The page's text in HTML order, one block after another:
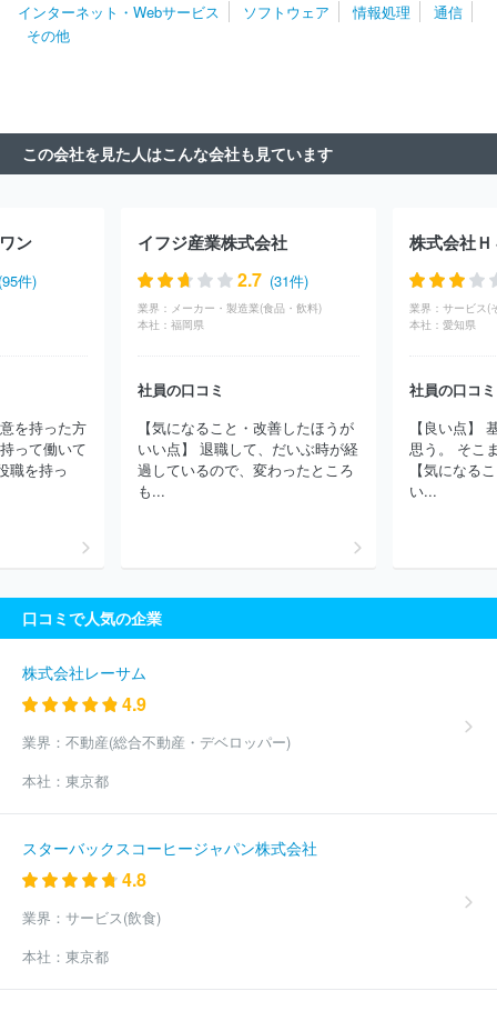
株式会社
株式会社ドワンゴ 株式会社ゼンリン
株式会社ミロク
情報サービス
会社エス・エム・エス・データテック
株式会社エフアンドエム
株式会社ジーニー
富士通クラウドテクノロジーズ株式会社
トホーム株式会社
株式会社アイネット
株式会社中電シーティー
インターネット・Webサービス ソフトウェア 情報処理
通信
その他
この会社を見た人はこんな会社も見ています
ン
件)
を持った方
って働いて
職を持っ
イフジ産業株式会社
2.7 (31件)
業界： メーカー・製造業(食品・飲料)
本社： 福岡県
社員の口コミ
【気になること・改善したほうが
いい点】 退職して、だいぶ時が経
過しているので、変わったところ
も...
株式会社Ｈ
業界： サービス(
本社： 愛知県
社員の口コミ
【良い点】
思う。 そこ
【気になる
い...
口コミで人気の企業
株式会社レーサム
4.9
業界： 不動産(総合不動産・デベロッパー)
本社： 東京都
スターバックスコーヒージャパン株式会社
4.8
業界： サービス(飲食)
本社： 東京都